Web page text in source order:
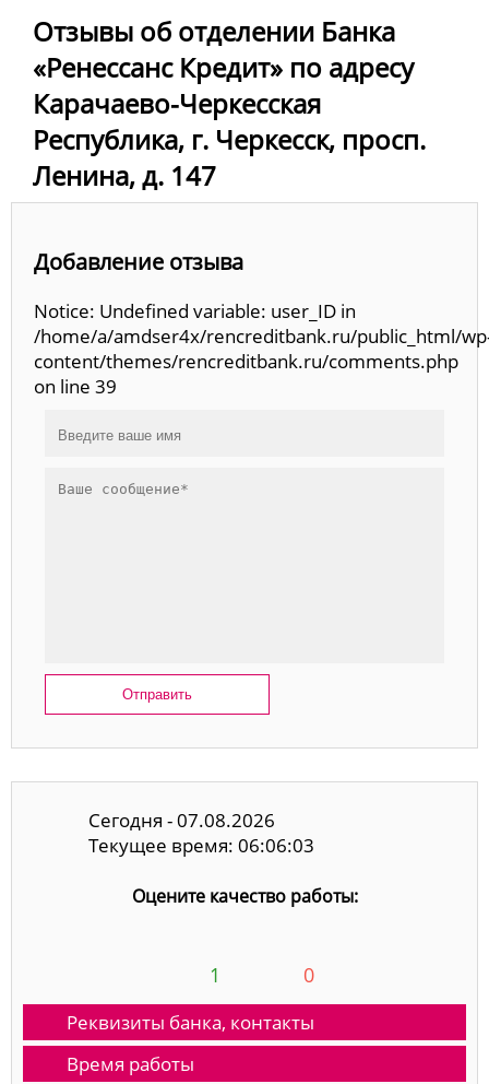
Отзывы об отделении Банка
«Ренессанс Кредит» по адресу
Карачаево-Черкесская
Республика, г. Черкесск, просп.
Ленина, д. 147
Добавление отзыва
Notice: Undefined variable: user_ID in
/home/a/amdser4x/rencreditbank.ru/public_html/
content/themes/rencreditbank.ru/comments.php
on line 39
Отправить
Сегодня - 07.08.2026
Текущее время: 06:06:03
Оцените качество работы:
1 0
Реквизиты банка, контакты
Время работы